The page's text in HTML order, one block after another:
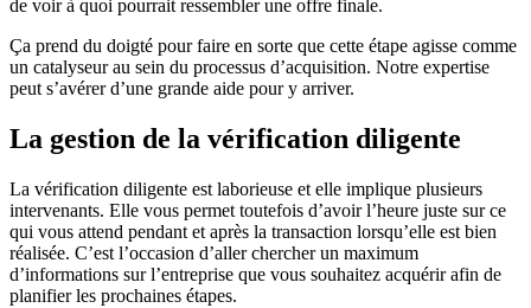
de voir à quoi pourrait ressembler une offre finale.
Ça prend du doigté pour faire en sorte que cette étape agisse comme
un catalyseur au sein du processus d’acquisition. Notre expertise
peut s’avérer d’une grande aide pour y arriver.
La gestion de la vérification diligente
La vérification diligente est laborieuse et elle implique plusieurs
intervenants. Elle vous permet toutefois d’avoir l’heure juste sur ce
qui vous attend pendant et après la transaction lorsqu’elle est bien
réalisée. C’est l’occasion d’aller chercher un maximum
d’informations sur l’entreprise que vous souhaitez acquérir afin de
planifier les prochaines étapes.